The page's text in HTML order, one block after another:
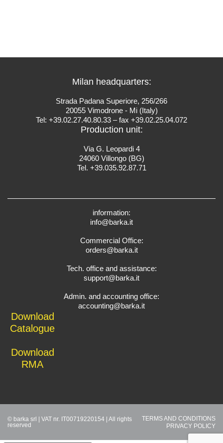
Milan headquarters:
Strada Padana Superiore, 256/266
20055 Vimodrone - Mi (Italy)
Tel: +39.02.27.40.80.33 – fax +39.02.25.04.072
Production unit:
Via G. Leopardi 4
24060 Villongo (BG)
Tel. +39.035.92.87.71
information:
info@barka.it
Commercial Office:
orders@barka.it
Tech. office and assistance:
support@barka.it
Admin. and accounting office:
accounting@barka.it
Download
Catalogue
Download
RMA
© barka srl | VAT nr. IT00719220154 | All rights
reserved
TERMS AND CONDITIONS
PRIVACY POLICY